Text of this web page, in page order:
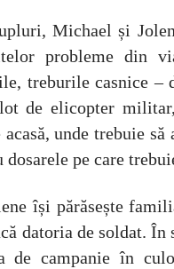
Michael și
probleme din
treburile casnice –
de elicopter
unde trebuie
dosarele pe care
își părăsește
datoria de soldat.
de campanie în